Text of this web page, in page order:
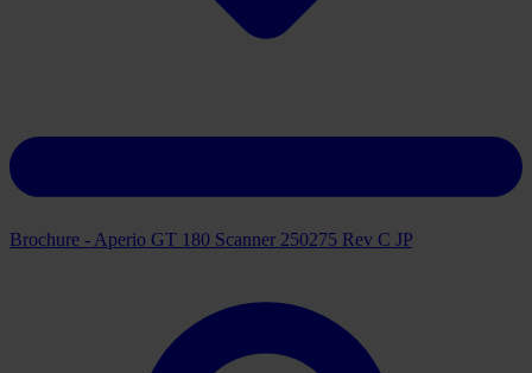
Brochure - Aperio GT 180 Scanner 250275 Rev C JP